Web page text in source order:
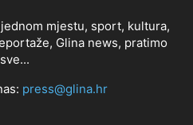
mjestu, sport, kultura,
Glina news, pratimo
sve...
press@glina.hr